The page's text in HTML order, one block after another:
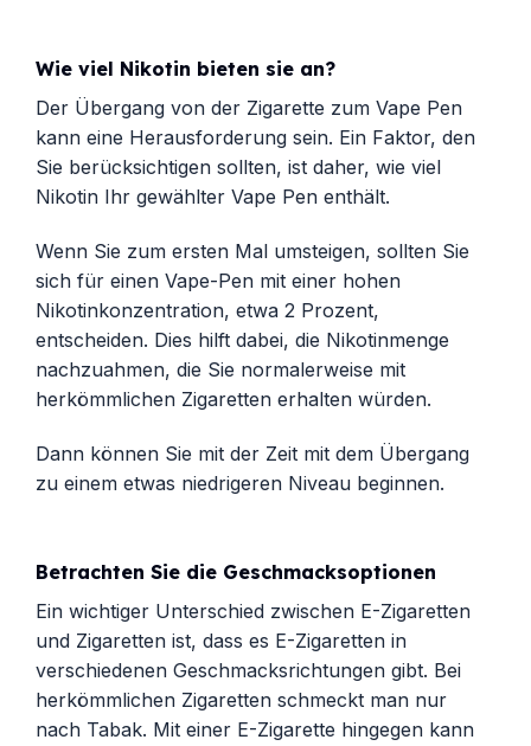
Wie viel Nikotin bieten sie an?
Der Übergang von der Zigarette zum Vape Pen
kann eine Herausforderung sein. Ein Faktor, den
Sie berücksichtigen sollten, ist daher, wie viel
Nikotin Ihr gewählter Vape Pen enthält.
Wenn Sie zum ersten Mal umsteigen, sollten Sie
sich für einen Vape-Pen mit einer hohen
Nikotinkonzentration, etwa 2 Prozent,
entscheiden. Dies hilft dabei, die Nikotinmenge
nachzuahmen, die Sie normalerweise mit
herkömmlichen Zigaretten erhalten würden.
Dann können Sie mit der Zeit mit dem Übergang
zu einem etwas niedrigeren Niveau beginnen.
Betrachten Sie die Geschmacksoptionen
Ein wichtiger Unterschied zwischen E-Zigaretten
und Zigaretten ist, dass es E-Zigaretten in
verschiedenen Geschmacksrichtungen gibt. Bei
herkömmlichen Zigaretten schmeckt man nur
nach Tabak. Mit einer E-Zigarette hingegen kann